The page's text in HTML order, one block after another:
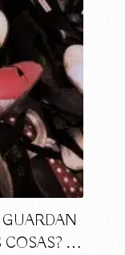
COSAS? …